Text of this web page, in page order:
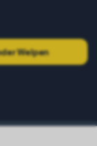
Welpen